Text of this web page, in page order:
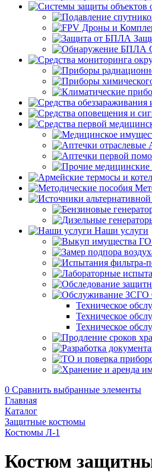
Наши услуги
Техническое
Техническое
Техническое
0 Сравнить выбранные элементы
Главная
Каталог
Защитные костюмы
Костюмы Л-1
Костюм